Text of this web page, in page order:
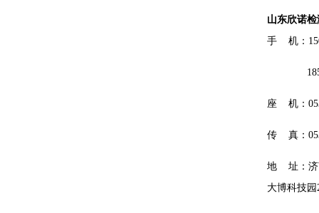
山东欣诺
手 机：
座 机：
传 真：
地 址：济
大博科技园